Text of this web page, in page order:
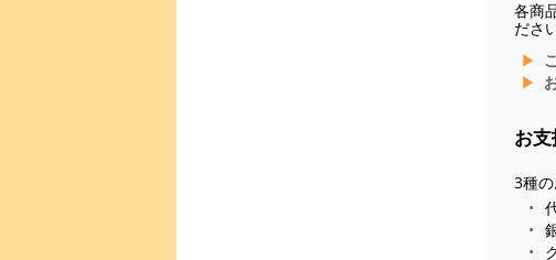
各商
ださ
お
3種